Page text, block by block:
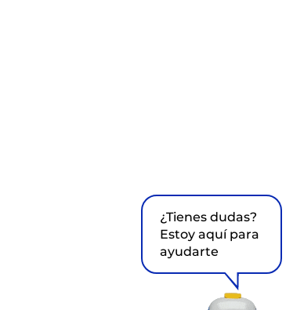
¿Tienes dudas?
Estoy aquí para
ayudarte